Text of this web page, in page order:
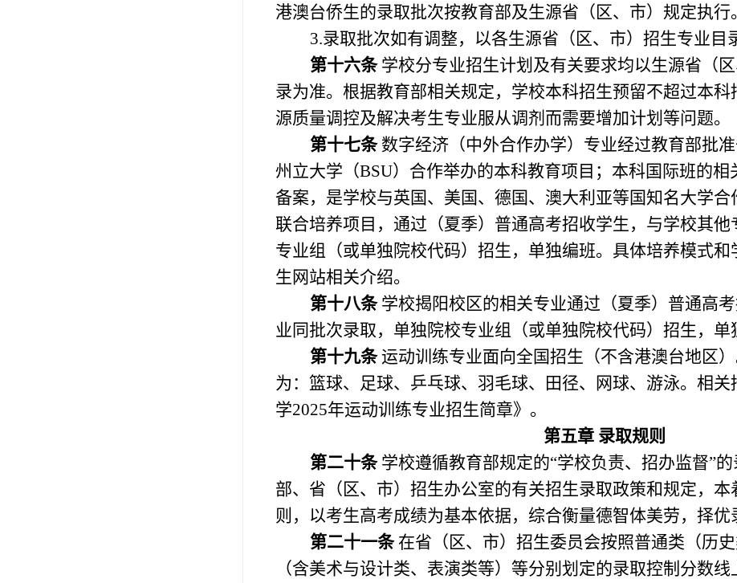
港澳台侨生的录取批次按教育部及生源省（区、市）规定执行。
3.录取批次如有调整，以各生源省（区、市）招生专业目
第十六条学校分专业招生计划及有关要求均以生源省（
录为准。根据教育部相关规定，学校本科招生预留不超过本科
源质量调控及解决考生专业服从调剂而需要增加计划等问题。
第十七条数字经济（中外合作办学）专业经过教育部批
州立大学（BSU）合作举办的本科教育项目；本科国际班的
备案，是学校与英国、美国、德国、澳大利亚等国知名大学
联合培养项目，通过（夏季）普通高考招收学生，与学校其
专业组（或单独院校代码）招生，单独编班。具体培养模式
生网站相关介绍。
第十八条学校揭阳校区的相关专业通过（夏季）普通高
业同批次录取，单独院校专业组（或单独院校代码）招生，单
第十九条运动训练专业面向全国招生（不含港澳台地区
为：篮球、足球、乒乓球、羽毛球、田径、网球、游泳。相
学2025年运动训练专业招生简章》。
第五章 录取规则
第二十条学校遵循教育部规定的“学校负责、招办监督”
部、省（区、市）招生办公室的有关招生录取政策和规定，
则，以考生高考成绩为基本依据，综合衡量德智体美劳，择优
第二十一条在省（区、市）招生委员会按照普通类（历
（含美术与设计类、表演类等）等分别划定的录取控制分数线